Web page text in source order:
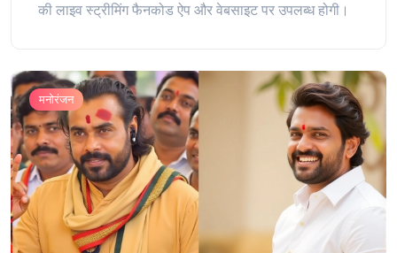
की लाइव स्ट्रीमिंग फैनकोड ऐप और वेबसाइट पर उपलब्ध होगी।
मनोरंजन